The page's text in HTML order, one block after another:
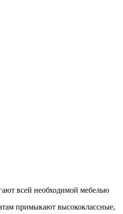
всей необходимой мебелью
примыкают высококлассные,